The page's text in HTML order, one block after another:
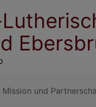
Mission und